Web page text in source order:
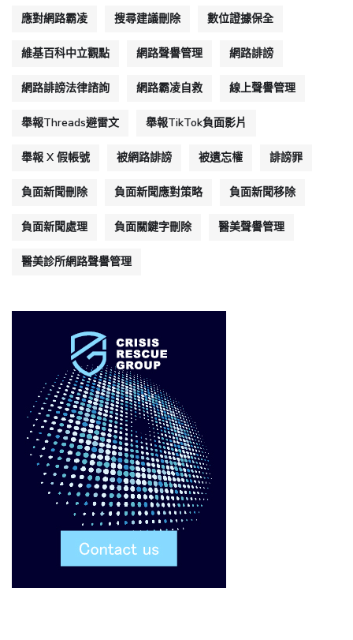
應對網路霸凌 搜尋建議刪除 數位證據保全
維基百科中立觀點 網路聲譽管理 網路誹謗
網路誹謗法律諮詢 網路霸凌自救 線上聲譽管理
舉報Threads避雷文 舉報TikTok負面影片
舉報 X 假帳號 被網路誹謗 被遺忘權 誹謗罪
負面新聞刪除 負面新聞應對策略 負面新聞移除
負面新聞處理 負面關鍵字刪除 醫美聲譽管理
醫美診所網路聲譽管理